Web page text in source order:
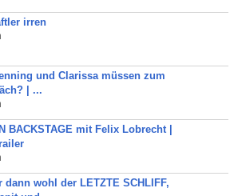
irren
und Clarissa müssen zum
| ...
BACKSTAGE mit Felix Lobrecht |
dann wohl der LETZTE SCHLIFF,